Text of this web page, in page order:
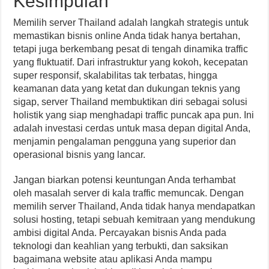
Memilih server Thailand adalah langkah strategis untuk
memastikan bisnis online Anda tidak hanya bertahan,
tetapi juga berkembang pesat di tengah dinamika traffic
yang fluktuatif. Dari infrastruktur yang kokoh, kecepatan
super responsif, skalabilitas tak terbatas, hingga
keamanan data yang ketat dan dukungan teknis yang
sigap, server Thailand membuktikan diri sebagai solusi
holistik yang siap menghadapi traffic puncak apa pun. Ini
adalah investasi cerdas untuk masa depan digital Anda,
menjamin pengalaman pengguna yang superior dan
operasional bisnis yang lancar.
Jangan biarkan potensi keuntungan Anda terhambat
oleh masalah server di kala traffic memuncak. Dengan
memilih server Thailand, Anda tidak hanya mendapatkan
solusi hosting, tetapi sebuah kemitraan yang mendukung
ambisi digital Anda. Percayakan bisnis Anda pada
teknologi dan keahlian yang terbukti, dan saksikan
bagaimana website atau aplikasi Anda mampu